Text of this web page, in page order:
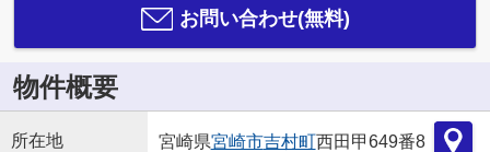
お問い合わせ(無料)
物件概要
所在地 宮崎県宮崎市吉村町西田甲649番8